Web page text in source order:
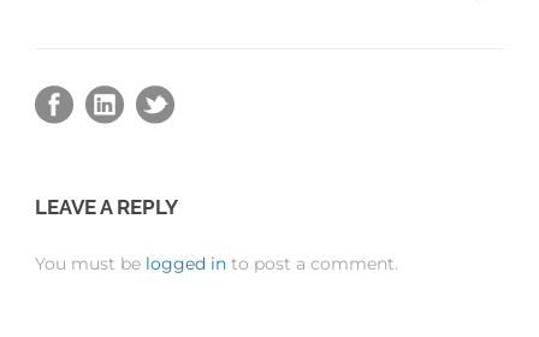
LEAVE A REPLY
You must be logged in to post a comment.